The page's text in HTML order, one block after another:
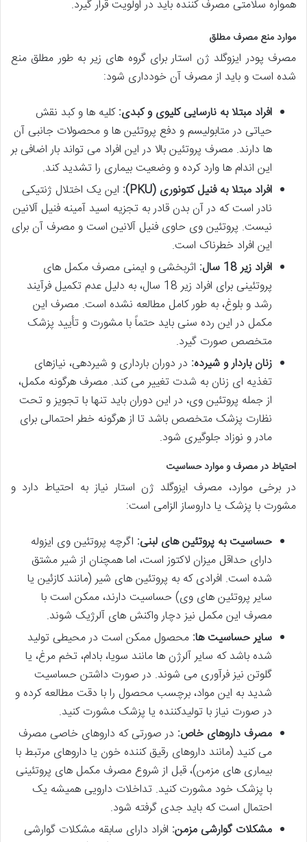
همواره سلامتی مصرف کننده باید در اولویت قرار گیرد.
موارد منع مصرف مطلق
مصرف پودر ایزوگلد ژن استار برای گروه های زیر به طور مطلق منع
شده است و باید از مصرف آن خودداری شود:
افراد مبتلا به نارسایی کلیوی و کبدی:کلیه ها و کبد نقش
حیاتی در متابولیسم و دفع پروتئین ها و محصولات جانبی آن
ها دارند. مصرف پروتئین بالا در این افراد می تواند بار اضافی بر
این اندام ها وارد کرده و وضعیت بیماری را تشدید کند.
افراد مبتلا به فنیل کتونوری (PKU):
این یک اختلال ژنتیکی
نادر است که در آن بدن قادر به تجزیه اسید آمینه فنیل آلانین
نیست. پروتئین وی حاوی فنیل آلانین است و مصرف آن برای
این افراد خطرناک است.
افراد زیر 18 سال:
اثربخشی و ایمنی مصرف مکمل های
پروتئینی برای افراد زیر 18 سال، به دلیل عدم تکمیل فرآیند
رشد و بلوغ، به طور کامل مطالعه نشده است. مصرف این
مکمل در این رده سنی باید حتماً با مشورت و تأیید پزشک
متخصص صورت گیرد.
زنان باردار و شیرده: در دوران بارداری و شیردهی، نیازهای
تغذیه ای زنان به شدت تغییر می کند. مصرف هرگونه مکمل،
از جمله پروتئین وی، در این دوران باید تنها با تجویز و تحت
نظارت پزشک متخصص باشد تا از هرگونه خطر احتمالی برای
مادر و نوزاد جلوگیری شود.
احتیاط در مصرف و موارد حساسیت
در برخی موارد، مصرف ایزوگلد ژن استار نیاز به احتیاط دارد و
مشورت با پزشک یا داروساز الزامی است:
حساسیت به پروتئین های لبنی: اگرچه پروتئین وی ایزوله
دارای حداقل میزان لاکتوز است، اما همچنان از شیر مشتق
شده است. افرادی که به پروتئین های شیر (مانند کازئین یا
سایر پروتئین های وی) حساسیت دارند، ممکن است با
مصرف این مکمل نیز دچار واکنش های آلرژیک شوند.
سایر حساسیت ها: محصول ممکن است در محیطی تولید
شده باشد که سایر آلرژن ها مانند سویا، بادام، تخم مرغ، یا
گلوتن نیز فرآوری می شوند. در صورت داشتن حساسیت
شدید به این مواد، برچسب محصول را با دقت مطالعه کرده و
در صورت نیاز با تولیدکننده یا پزشک مشورت کنید.
مصرف داروهای خاص: در صورتی که داروهای خاصی مصرف
می کنید (مانند داروهای رقیق کننده خون یا داروهای مرتبط با
بیماری های مزمن)، قبل از شروع مصرف مکمل های پروتئینی
با پزشک خود مشورت کنید. تداخلات دارویی همیشه یک
احتمال است که باید جدی گرفته شود.
مشکلات گوارشی مزمن: افراد دارای سابقه مشکلات گوارشی